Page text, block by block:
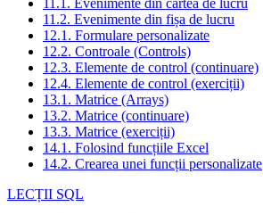
11.1. Evenimente din cartea de lucru
11.2. Evenimente din fișa de lucru
12.1. Formulare personalizate
12.2. Controale (Controls)
12.3. Elemente de control (continuare)
12.4. Elemente de control (exerciții)
13.1. Matrice (Arrays)
13.2. Matrice (continuare)
13.3. Matrice (exerciții)
14.1. Folosind funcțiile Excel
14.2. Crearea unei funcții personalizate
LECȚII SQL